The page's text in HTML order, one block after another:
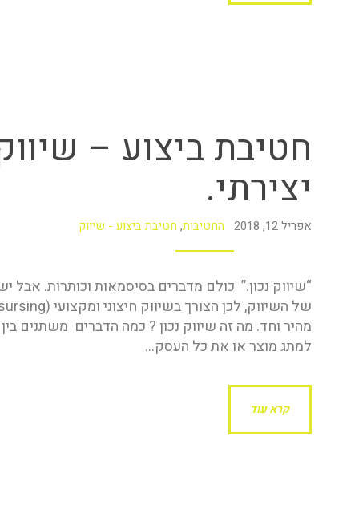
חטיבת ביצוע –
יצירתי.
אפריל 12, 2018 החטיבות, חטיבת ביצוע - שיווק
“שיווק נכון.” כולם מדברים בסיסמאות וכותרות.
מהיר וחד. מה זה שיווק נכון ? כמה הדברים משתנים
למתג מוצר או את כל העסק…
קרא עוד